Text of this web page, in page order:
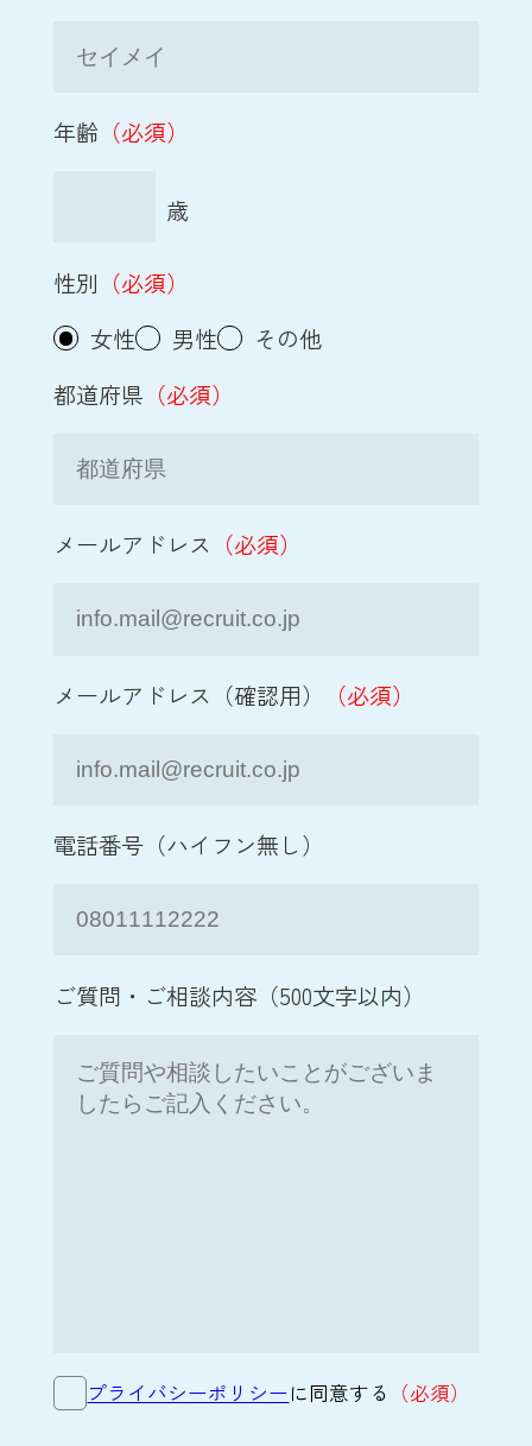
年齢 （必須）
性別 （必須）
女性
男性
その他
都道府県 （必須）
メールアドレス （必須）
メールアドレス（確認用） （必須）
電話番号（ハイフン無し）
ご質問・ご相談内容（500文字以内）
プライバシーポリシーに同意する （必須）